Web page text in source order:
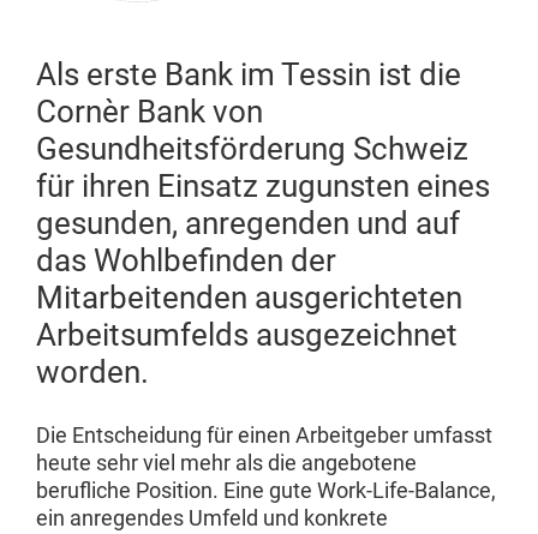
Als erste Bank im Tessin ist die
Cornèr Bank von
Gesundheitsförderung Schweiz
für ihren Einsatz zugunsten eines
gesunden, anregenden und auf
das Wohlbefinden der
Mitarbeitenden ausgerichteten
Arbeitsumfelds ausgezeichnet
worden.
Die Entscheidung für einen Arbeitgeber umfasst
heute sehr viel mehr als die angebotene
berufliche Position. Eine gute Work-Life-Balance,
ein anregendes Umfeld und konkrete